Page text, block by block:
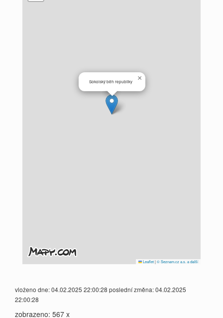
Sokolský běh republiky ×
Leaflet|© Seznam.cz a.s. a další
vloženo dne: 04.02.2025 22:00:28 poslední změna: 04.02.2025
22:00:28
zobrazeno: 567 x